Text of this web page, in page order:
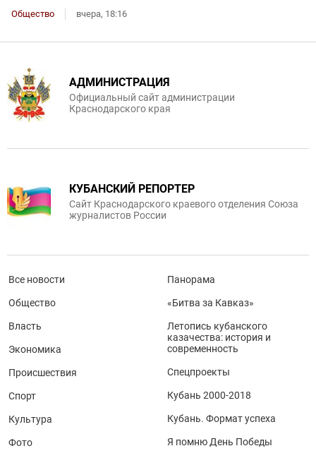
Общество вчера, 18:16
АДМИНИСТРАЦИЯ
Официальный сайт администрации
Краснодарского края
КУБАНСКИЙ РЕПОРТЕР
Сайт Краснодарского краевого отделения Союза
журналистов России
Все новости
Общество
Власть
Экономика
Происшествия
Спорт
Культура
Фото
Панорама
«Битва за Кавказ»
Летопись кубанского
казачества: история и
современность
Спецпроекты
Кубань 2000-2018
Кубань. Формат успеха
Я помню День Победы